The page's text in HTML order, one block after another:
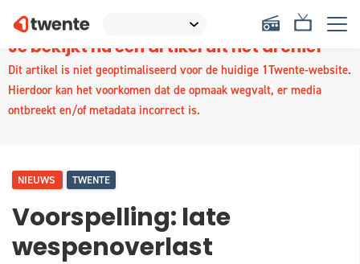
Je bekijkt nu een artikel uit het archief
Dit artikel is niet geoptimaliseerd voor de huidige 1Twente-website.
Hierdoor kan het voorkomen dat de opmaak wegvalt, er media
ontbreekt en/of metadata incorrect is.
NIEUWS TWENTE
Voorspelling: late
wespenoverlast